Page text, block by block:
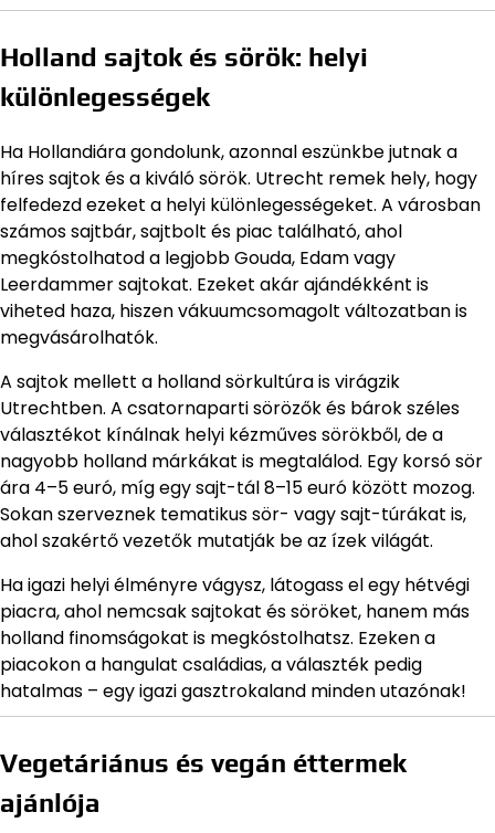
Holland sajtok és sörök: helyi
különlegességek
Ha Hollandiára gondolunk, azonnal eszünkbe jutnak a
híres sajtok és a kiváló sörök. Utrecht remek hely, hogy
felfedezd ezeket a helyi különlegességeket. A városban
számos sajtbár, sajtbolt és piac található, ahol
megkóstolhatod a legjobb Gouda, Edam vagy
Leerdammer sajtokat. Ezeket akár ajándékként is
viheted haza, hiszen vákuumcsomagolt változatban is
megvásárolhatók.
A sajtok mellett a holland sörkultúra is virágzik
Utrechtben. A csatornaparti sörözők és bárok széles
választékot kínálnak helyi kézműves sörökből, de a
nagyobb holland márkákat is megtalálod. Egy korsó sör
ára 4–5 euró, míg egy sajt-tál 8–15 euró között mozog.
Sokan szerveznek tematikus sör- vagy sajt-túrákat is,
ahol szakértő vezetők mutatják be az ízek világát.
Ha igazi helyi élményre vágysz, látogass el egy hétvégi
piacra, ahol nemcsak sajtokat és söröket, hanem más
holland finomságokat is megkóstolhatsz. Ezeken a
piacokon a hangulat családias, a választék pedig
hatalmas – egy igazi gasztrokaland minden utazónak!
Vegetáriánus és vegán éttermek
ajánlója